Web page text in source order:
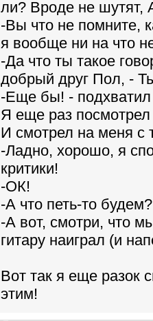
ли? Вроде не
-Вы что не помните,
я вообще ни на что
-Да что ты такое
добрый друг Пол, -
-Еще бы! -
Я еще раз
И смотрел на меня с
-Ладно, хорошо, я
критики!
-ОК!
-А что петь-то будем?
-А вот, смотри, что
гитару наиграл (и
Вот так я еще разок
этим!